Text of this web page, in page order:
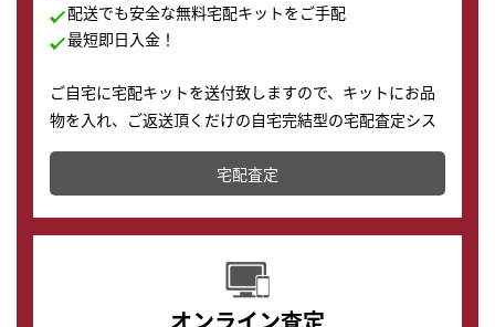
配送でも安全な無料宅配キットをご手配
最短即日入金！
ご自宅に宅配キットを送付致しますので、キットにお品
物を入れ、ご返送頂くだけの自宅完結型の宅配査定シス
テムです。
配送でも簡単&安全に査定・買取に出すことが可能で
す。
宅配査定